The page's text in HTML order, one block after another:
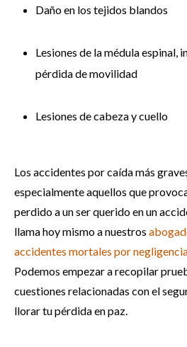
Daño en los tejidos blandos
Lesiones de la médula espinal,
pérdida de movilidad
Lesiones de cabeza y cuello
Los accidentes por caída más
especialmente aquellos que
perdido a un ser querido en un
llama hoy mismo a nuestros
accidentes mortales por
Podemos empezar a recopilar
cuestiones relacionadas con el
llorar tu pérdida en paz.